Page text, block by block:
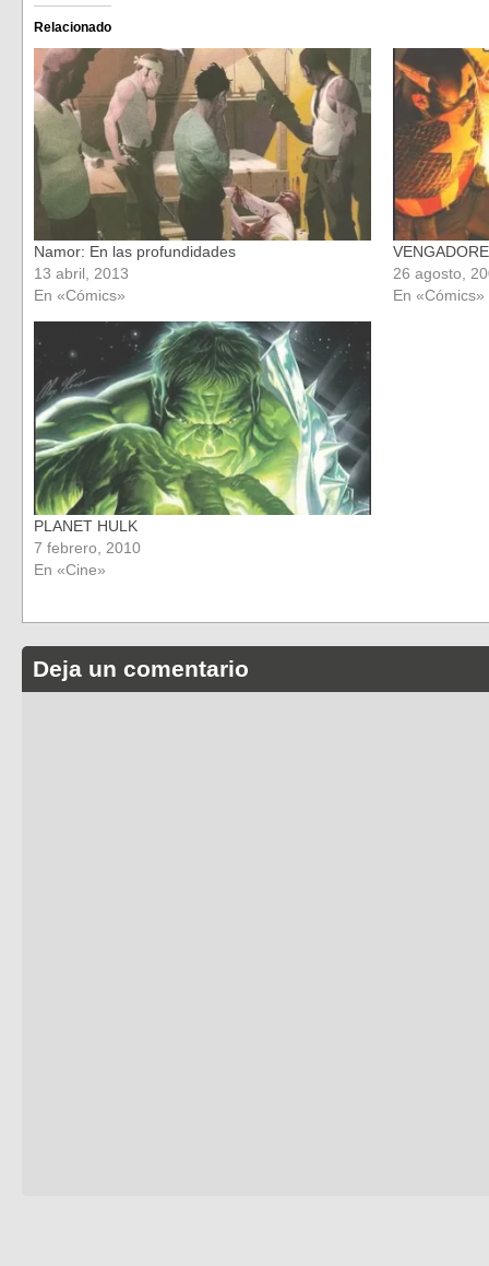
Facebook
(Se
abre
en
una
ventana
nueva)
en
una
ventana
nueva)
Relacionado
Namor: En las profundidades
13 abril, 2013
En «Cómics»
26 agosto,
En «Cómics»
PLANET HULK
7 febrero, 2010
En «Cine»
Deja un comentario